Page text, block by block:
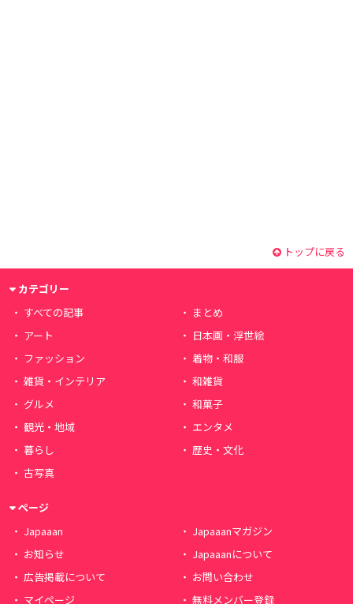
トップに戻る
カテゴリー
すべての記事
まとめ
アート
日本画・浮世絵
ファッション
着物・和服
雑貨・インテリア
和雑貨
グルメ
和菓子
観光・地域
エンタメ
暮らし
歴史・文化
古写真
ページ
Japaaan
Japaaanマガジン
お知らせ
Japaaanについて
広告掲載について
お問い合わせ
マイページ
無料メンバー登録